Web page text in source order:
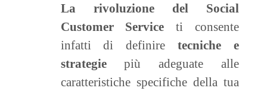
La rivoluzione del Social
Customer Service ti consente
infatti di definire tecniche e
strategiepiù adeguate alle
caratteristiche specifiche della tua